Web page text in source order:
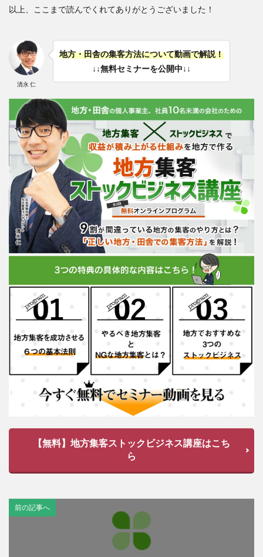
以上、ここまで読んでくれてありがとうございました！
清永 仁
地方・田舎の集客方法について動画で解説！
↓↓無料セミナーを公開中↓↓
【無料】地方集客ストックビジネス講座はこち
ら
前の記事へ